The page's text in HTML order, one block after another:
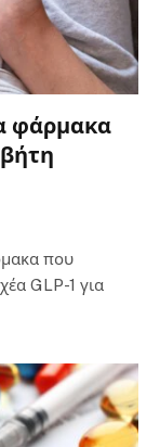
φάρμακα
που
GLP-1 για